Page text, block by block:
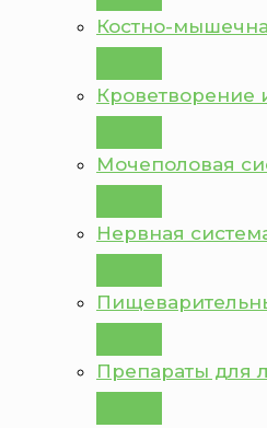
Костно-
Кроветворение
Мочеполовая
Нервная
Препараты для